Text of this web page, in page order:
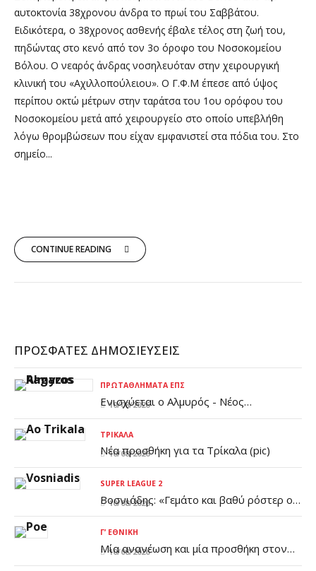
αυτοκτονία 38χρονου άνδρα το πρωί του Σαββάτου.
Ειδικότερα, ο 38χρονος ασθενής έβαλε τέλος στη ζωή του,
πηδώντας στο κενό από τον 3ο όροφο του Νοσοκομείου
Βόλου. Ο νεαρός άνδρας νοσηλευόταν στην χειρουργική
κλινική του «Αχιλλοπούλειου». O Γ.Φ.Μ έπεσε από ύψος
περίπου οκτώ μέτρων στην ταράτσα του 1ου ορόφου του
Νοσοκομείου μετά από χειρουργείο στο οποίο υπεβλήθη
λόγω θρομβώσεων που είχαν εμφανιστεί στα πόδια του. Στο
σημείο...
CONTINUE READING
ΠΡΌΣΦΑΤΕΣ ΔΗΜΟΣΙΕΎΣΕΙΣ
ΠΡΩΤΑΘΛΉΜΑΤΑ ΕΠΣ
Ενισχύεται ο Αλμυρός - Νέος
προπονητής τερματοφυλάκων (pic)
10/08/2026
ΤΡΊΚΑΛΑ
Νέα προσθήκη για τα Τρίκαλα (pic)
10/08/2026
SUPER LEAGUE 2
Βοσνιάδης: «Γεμάτο και βαθύ ρόστερ ο
Πανσερραϊκός - Έχουμε πολύ δρόμο
μπροστά μας»
10/08/2026
Γ’ ΕΘΝΙΚΉ
Μία ανανέωση και μία προσθήκη στον
ΠΟ Ελασσόνας
10/08/2026